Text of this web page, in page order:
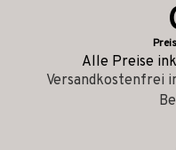
Alle Preise
Versandkostenfrei